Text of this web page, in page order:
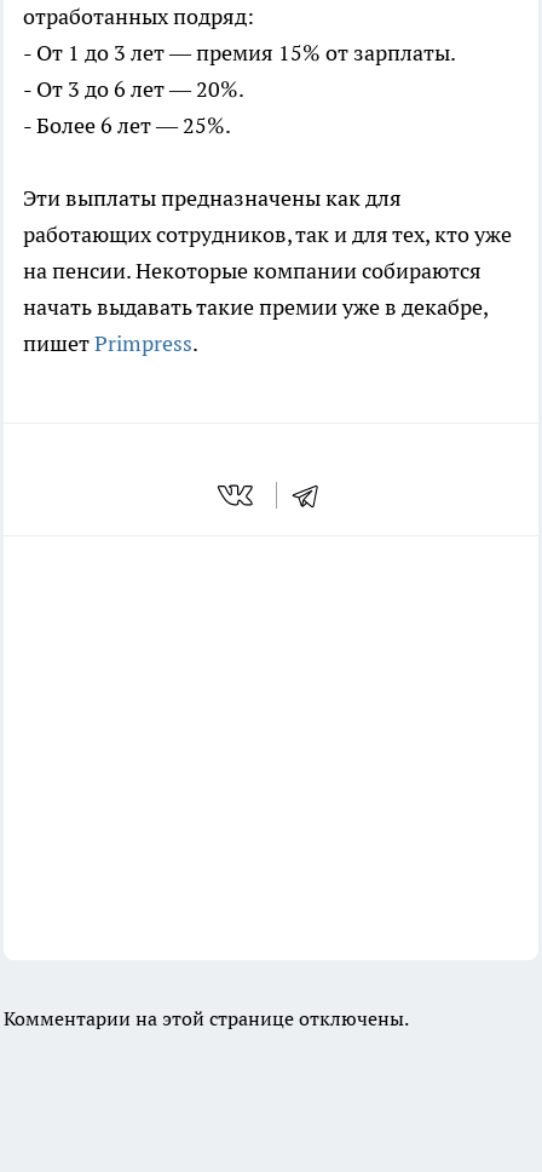
отработанных подряд:
- От 1 до 3 лет — премия 15% от зарплаты.
- От 3 до 6 лет — 20%.
- Более 6 лет — 25%.
Эти выплаты предназначены как для
работающих сотрудников, так и для тех, кто уже
на пенсии. Некоторые компании собираются
начать выдавать такие премии уже в декабре,
пишетPrimpress.
Комментарии на этой странице отключены.